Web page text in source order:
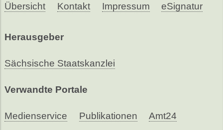
Übersicht Kontakt Impressum eSignatur
Herausgeber
Sächsische Staatskanzlei
Verwandte Portale
Medienservice Publikationen Amt24